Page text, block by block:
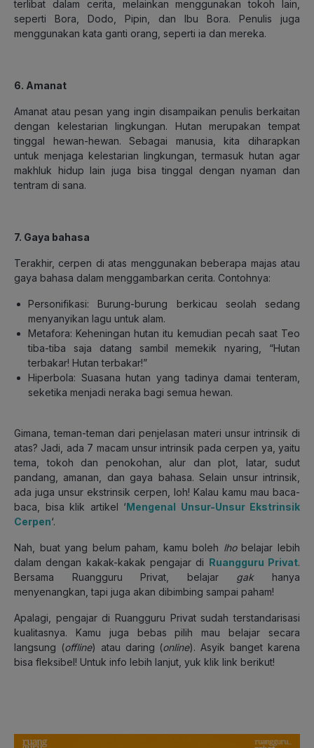
terlibat dalam cerita, melainkan menggunakan tokoh lain,
seperti Bora, Dodo, Pipin, dan Ibu Bora. Penulis juga
menggunakan kata ganti orang, seperti ia dan mereka.
6. Amanat
Amanat atau pesan yang ingin disampaikan penulis berkaitan
dengan kelestarian lingkungan. Hutan merupakan tempat
tinggal hewan-hewan. Sebagai manusia, kita diharapkan
untuk menjaga kelestarian lingkungan, termasuk hutan agar
makhluk hidup lain juga bisa tinggal dengan nyaman dan
tentram di sana.
7. Gaya bahasa
Terakhir, cerpen di atas menggunakan beberapa majas atau
gaya bahasa dalam menggambarkan cerita. Contohnya:
Personifikasi: Burung-burung berkicau seolah sedang
menyanyikan lagu untuk alam.
Metafora: Keheningan hutan itu kemudian pecah saat Teo
tiba-tiba saja datang sambil memekik nyaring, “Hutan
terbakar! Hutan terbakar!”
Hiperbola: Suasana hutan yang tadinya damai tenteram,
seketika menjadi neraka bagi semua hewan.
Gimana, teman-teman dari penjelasan materi unsur intrinsik di
atas? Jadi, ada 7 macam unsur intrinsik pada cerpen ya, yaitu
tema, tokoh dan penokohan, alur dan plot, latar, sudut
pandang, amanan, dan gaya bahasa. Selain unsur intrinsik,
ada juga unsur ekstrinsik cerpen, loh! Kalau kamu mau baca-
baca, bisa klik artikel ‘Mengenal Unsur-Unsur Ekstrinsik
Cerpen‘.
Nah, buat yang belum paham, kamu boleh lho belajar lebih
dalam dengan kakak-kakak pengajar di Ruangguru Privat.
Bersama Ruangguru Privat, belajar gak hanya
menyenangkan, tapi juga akan dibimbing sampai paham!
Apalagi, pengajar di Ruangguru Privat sudah terstandarisasi
kualitasnya. Kamu juga bebas pilih mau belajar secara
langsung (offline) atau daring (online). Asyik banget karena
bisa fleksibel! Untuk info lebih lanjut, yuk klik link berikut!